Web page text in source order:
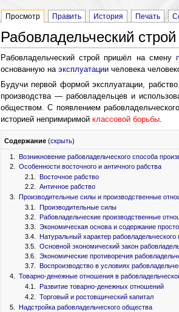
Просмотр Править История Печать
Рабовладельческий строй
Рабовладельческий строй пришёл на смену
основанную на эксплуатациичеловека
Будучи первой формой эксплуатации,
производства — рабовладельцев и
обществом. С появлением
историей непримиримой классовой борьбы.
Содержание(скрыть)
1.Возникновение рабовладельческого способа
2.Особенности восточного и античного рабства
2.1.Восточное рабство
2.2.Античное рабство
3.Производительные силы и производственные
3.1.Производительные силы
3.2.
Рабовладельческие производственные
3.3.Экономическая основа и содержание
3.4.
Натуральный характер рабовладельческого
3.5.Основной экономический закон
3.6.Экономические противоречия
3.7.
Воспроизводство в условиях
4.Товарно-денежные отношения в
4.1.
Развитие товарно-денежных отношений
4.2.Торговый и ростовщический капитал
5.Надстройка рабовладельческого общества